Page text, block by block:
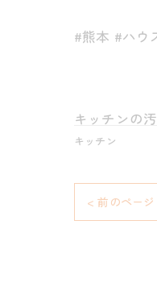
#熊本 #ハウ
キッチンの
キッチン
< 前のページ